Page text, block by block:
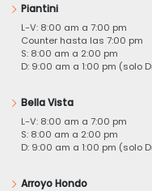
Piantini
L-V: 8:00 am a 7:00 pm
Counter hasta las 7:00 pm
S: 8:00 am a 2:00 pm
D: 9:00 am a 1:00 pm (solo
Bella Vista
L-V: 8:00 am a 7:00 pm
S: 8:00 am a 2:00 pm
D: 9:00 am a 1:00 pm (solo
Arroyo Hondo